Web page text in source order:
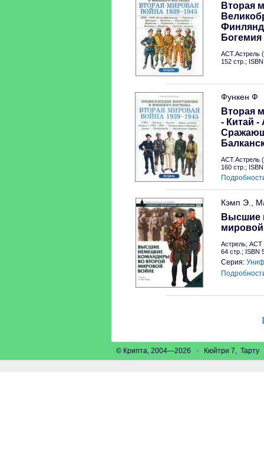
Вторая
АСТ.Астрель
152 стр.;
Функен Ф
Вторая
- Китай -
АСТ.Астрель
160 стр.;
Кэмп Э.,
Высшие
Астрель; АСТ
64 стр.; ISBN
Серия:
© Крипта, 2004—2026 • Кюйтри 7, Тарту